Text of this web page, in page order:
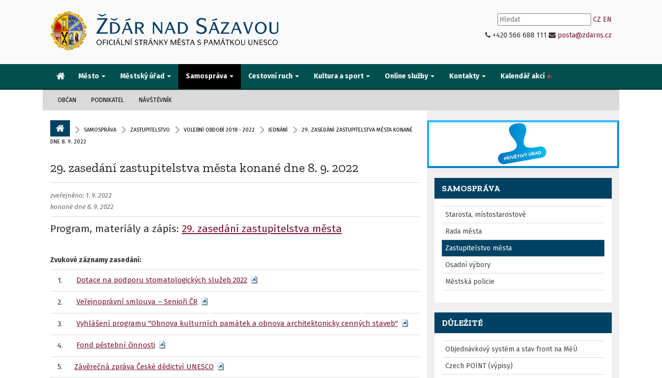
CZ EN
+420 566 688 111
posta@zdarns.cz
Město Městský úřad Samospráva Cestovní ruch Kultura a sport Online služby Kontakty Kalendář akcí
OBČAN PODNIKATEL NÁVŠTĚVNÍK
SAMOSPRÁVA ZASTUPITELSTVO VOLEBNÍ OBDOBÍ 2018 - 2022 JEDNÁNÍ
29. ZASEDÁNÍ ZASTUPITELSTVA MĚSTA KONANÉ
DNE 8. 9. 2022
29. zasedání zastupitelstva města konané dne 8. 9. 2022
zveřejněno: 1. 9. 2022
konané dne 8. 9. 2022
Program, materiály a zápis: 29. zasedání zastupitelstva města
Zvukové záznamy zasedání:
1. Dotace na podporu stomatologických služeb 2022
2. Veřejnoprávní smlouva – Senioři ČR
3. Vyhlášení programu "Obnova kulturních památek a obnova architektonicky cenných staveb"
4. Fond pěstební činnosti
5. Závěrečná zpráva České dědictví UNESCO
SAMOSPRÁVA
Starosta, místostarostové
Rada města
Zastupitelstvo města
Osadní výbory
Městská policie
DŮLEŽITÉ
Objednávkový systém a stav front na MěÚ
Czech POINT (výpisy)